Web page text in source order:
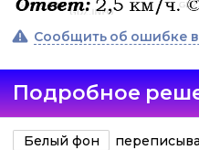
Сообщить об ошибке
Подробное
Белый фон